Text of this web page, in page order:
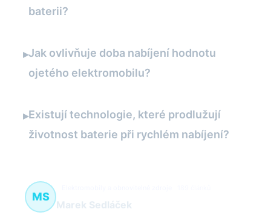
baterii?
▸Jak ovlivňuje doba nabíjení hodnotu
ojetého elektromobilu?
▸Existují technologie, které prodlužují
životnost baterie při rychlém nabíjení?
MS
Marek Sedláček